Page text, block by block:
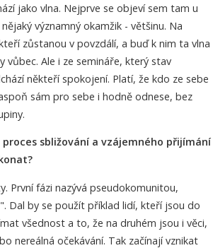
jako vlna. Nejprve se objeví sem tam u
významný okamžik - většinu. Na
zůstanou v povzdálí, a buď k nim ta vlna
Ale i ze semináře, který stav
někteří spokojení. Platí, že kdo ze sebe
sám pro sebe i hodně odnese, bez
sbližování a vzájemného přijímání
První fázi nazývá pseudokomunitou,
Dal by se použít příklad lidí, kteří jsou do
všednost a to, že na druhém jsou i věci,
nereálná očekávání. Tak začínají vznikat